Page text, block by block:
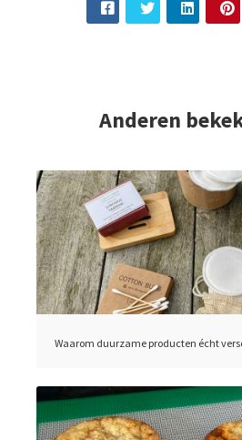
Anderen
Waarom duurzame producten écht